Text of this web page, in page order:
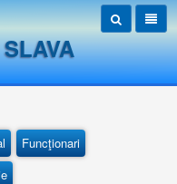
Funcţionari